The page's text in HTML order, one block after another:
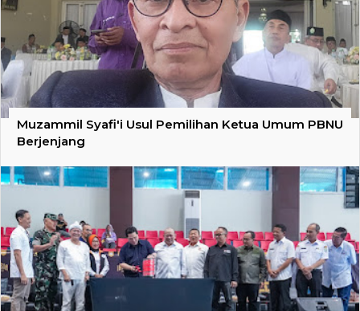
Muzammil Syafi'i Usul Pemilihan Ketua Umum PBNU
Berjenjang